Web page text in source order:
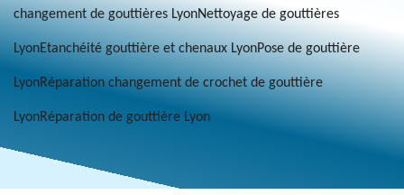
changement de gouttières LyonNettoyage de gouttières
LyonEtanchéité gouttière et chenaux LyonPose de gouttière
LyonRéparation changement de crochet de gouttière
LyonRéparation de gouttière Lyon